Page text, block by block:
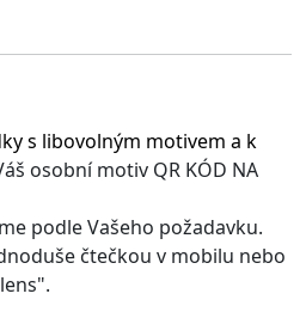
s libovolným motivem a k
osobní motiv QR KÓD NA
podle Vašeho požadavku.
čtečkou v mobilu nebo